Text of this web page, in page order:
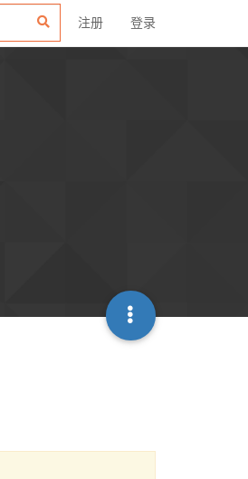
注册 登录